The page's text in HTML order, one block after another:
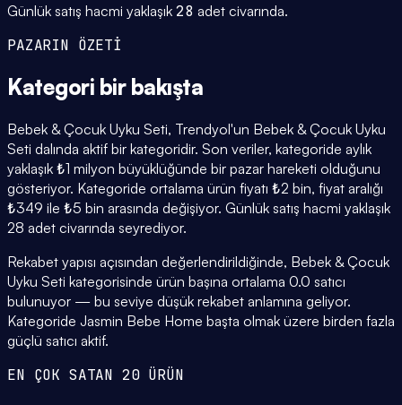
Günlük satış hacmi yaklaşık 28 adet civarında.
PAZARIN ÖZETİ
Kategori bir bakışta
Bebek & Çocuk Uyku Seti, Trendyol'un Bebek & Çocuk Uyku
Seti dalında aktif bir kategoridir. Son veriler, kategoride aylık
yaklaşık ₺1 milyon büyüklüğünde bir pazar hareketi olduğunu
gösteriyor. Kategoride ortalama ürün fiyatı ₺2 bin, fiyat aralığı
₺349 ile ₺5 bin arasında değişiyor. Günlük satış hacmi yaklaşık
28 adet civarında seyrediyor.
Rekabet yapısı açısından değerlendirildiğinde, Bebek & Çocuk
Uyku Seti kategorisinde ürün başına ortalama 0.0 satıcı
bulunuyor — bu seviye düşük rekabet anlamına geliyor.
Kategoride Jasmin Bebe Home başta olmak üzere birden fazla
güçlü satıcı aktif.
EN ÇOK SATAN 20 ÜRÜN